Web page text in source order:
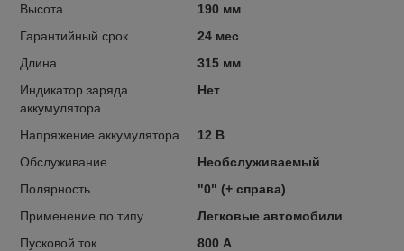
Высота
190 мм
Гарантийный срок
24 мес
Длина
315 мм
Индикатор заряда
аккумулятора
Нет
Напряжение аккумулятора
12 В
Обслуживание
Необслуживаемый
Полярность
"0" (+ справа)
Применение по типу
Легковые автомобили
Пусковой ток
800 А